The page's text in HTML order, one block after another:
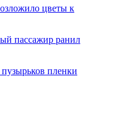
цветы к
пассажир ранил
пленки